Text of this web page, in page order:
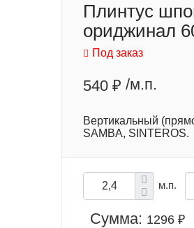
Плинтус
ориджинал
Под заказ
540 ₽ /м.п.
Вертикальный
SAMBA, SINTEROS.
м.п.
Сумма: 1296 ₽